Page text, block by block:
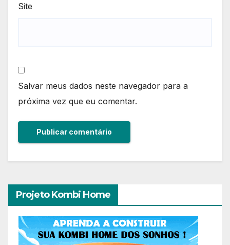
Site
Salvar meus dados neste navegador para a
próxima vez que eu comentar.
Projeto Kombi Home